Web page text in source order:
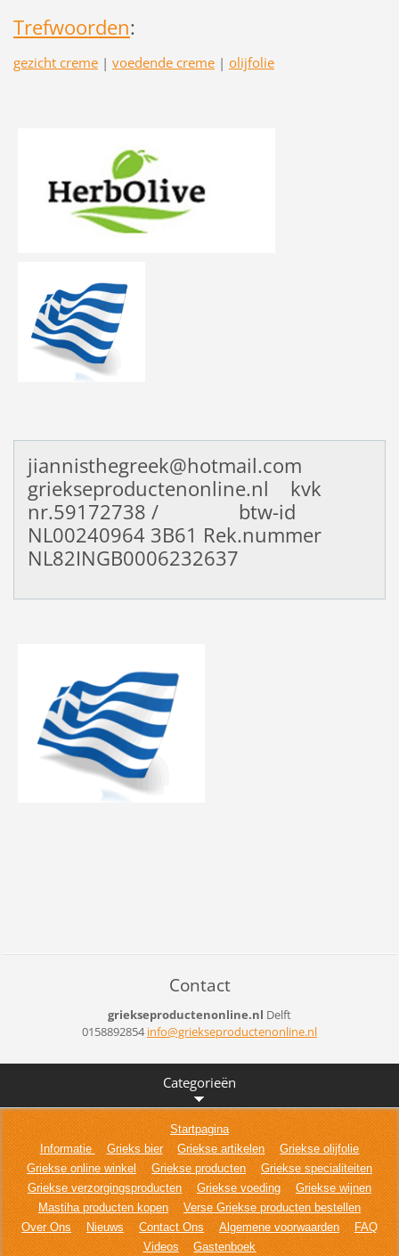
Trefwoorden:
gezicht creme | voedende creme | olijfolie
jiannisthegreek@hotmail.com
griekseproductenonline.nl kvk
nr.59172738 / btw-id
NL002409643B61 Rek.nummer
NL82INGB0006232637
Contact
griekseproductenonline.nl Delft
0158892854info@griekseproductenonline.nl
Categorieën
Startpagina
Informatie
Grieks bier Griekse artikelen
Griekse olijfolie
Griekse online winkel
Griekse producten
Griekse specialiteiten
Griekse verzorgingsproducten
Griekse voeding
Griekse wijnen
Mastiha producten kopen
Verse Griekse producten bestellen
Over Ons
Nieuws Contact Ons Algemene voorwaarden
FAQ
Videos
Gastenboek